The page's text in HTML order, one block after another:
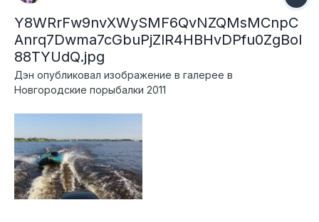
Y8WRrFw9nvXWySMF6QvNZQMsMCnpC
Anrq7Dwma7cGbuPjZlR4HBHvDPfu0ZgBoI
88TYUdQ.jpg
Дэн опубликовал изображение в галерее в
Новгородские порыбалки 2011